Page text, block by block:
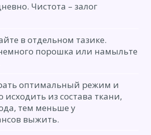
Чистота – залог
в отдельном тазике.
порошка или намыльте
оптимальный режим и
из состава ткани,
тем меньше у
выжить.